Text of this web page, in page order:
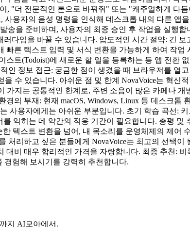
"더 전문적인 톤으로 바꿔줘" 또는 "캐주얼하게 다
용자의 음성 명령을 인식해 데스크톱 내의 다른 앱
을 준비하며, 사용자의 최종 승인 후 작업을 실행
다임을 바꿀 수 있습니다. 압도적인 시간 절약: 긴
른 텍스트 입력 및 서식 변환을 가능하게 하여 작
트(Todoist)에 새로운 할 일을 등록하는 등 앱 전환
정보 접근: 궁금한 점이 생겼을 때 브라우저를 열
수 있습니다. 아쉬운 점 및 한계 NovaVoice는 혁신
지는 공통적인 한계로, 주변 소음이 많은 카페나 개
의 부재: 현재 macOS, Windows, Linux 등 데스크톱
사용자에게는 아쉬운 부분입니다. 초기 학습 곡선:
익히는 데 약간의 적응 기간이 필요합니다. 총평 및
텍스트 변환을 넘어, 내 목소리를 운영체제의 제어
리하고 싶은 분들에게 NovaVoice는 최고의 선택이
비 매우 합리적인 가격을 자랑합니다. 최종 추천:
경험해 보시기를 강력히 추천합니다.
지 AI모아에서.